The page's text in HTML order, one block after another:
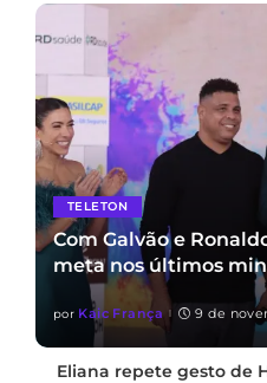
TELETON
Com Galvão e
meta nos últimos
por Kaic França 9 de
Eliana repete gesto de